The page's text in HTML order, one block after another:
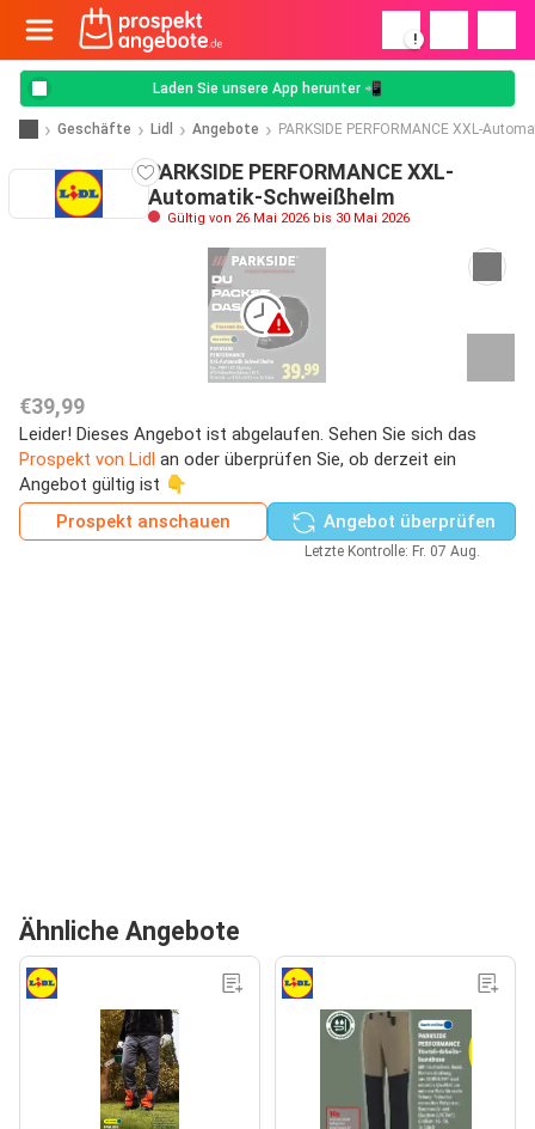
!
Laden Sie unsere App herunter 📲
Geschäfte Lidl Angebote PARKSIDE PERFORMANCE XXL-
PARKSIDE PERFORMANCE XXL-
Automatik-Schweißhelm
Gültig von 26 Mai 2026 bis 30 Mai 2026
€39,99
Leider! Dieses Angebot ist abgelaufen. Sehen Sie sich das
Prospekt von Lidl an oder überprüfen Sie, ob derzeit ein
Angebot gültig ist 👇
Prospekt anschauen
Angebot überprüfen
Letzte Kontrolle: Fr. 07 Aug.
Ähnliche Angebote